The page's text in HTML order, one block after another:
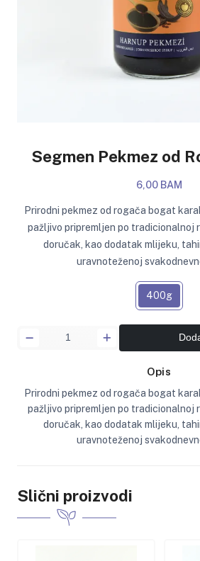
Segmen Pekmez od
6,00 BAM
Prirodni pekmez od rogača bogat
pažljivo pripremljen po tradicionalnoj
doručak, kao dodatak mlijeku,
uravnoteženoj
400g
Opis
Prirodni pekmez od rogača bogat
pažljivo pripremljen po tradicionalnoj
doručak, kao dodatak mlijeku,
uravnoteženoj
Slični proizvodi